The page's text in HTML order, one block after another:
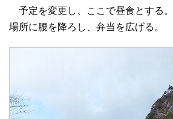
予定を変更し、ここで昼食とする
場所に腰を降ろし、弁当を広げる。